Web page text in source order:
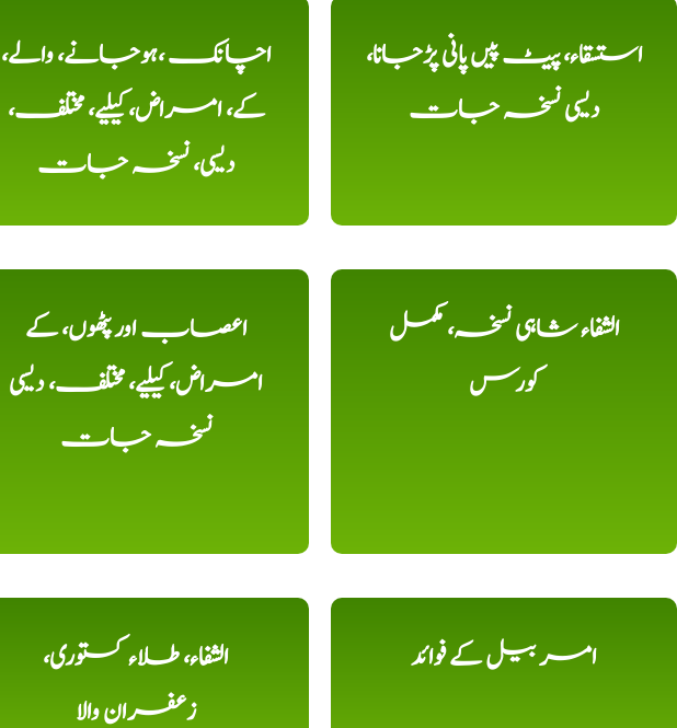
اچانک ،ہوجانے، والے،
کے، امراض، کیلیے، مختلف،
دیسی، نسخہ جات
استسقاء، پیٹ پیں پانی پڑجانا،
دیسی نسخہ جات
اعصاب اور پٹھوں، کے
امراض، کیلیے، مختلف، دیسی
نسخہ جات
الشفاء شاہی نسخہ، مکمل
کورس
الشفاء، طلاء کستوری،
زعفران والا
امر بیل کے فوائد